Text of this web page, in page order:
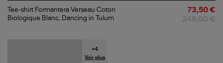
Tee-
shirt
Formantera
Tee-shirt Formantera Verseau Coton
Biologique Blanc, Dancing in Tulum
73,50 €
+4
Voir plus